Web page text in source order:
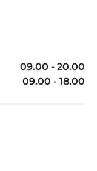
09.00 - 20.00
09.00 - 18.00